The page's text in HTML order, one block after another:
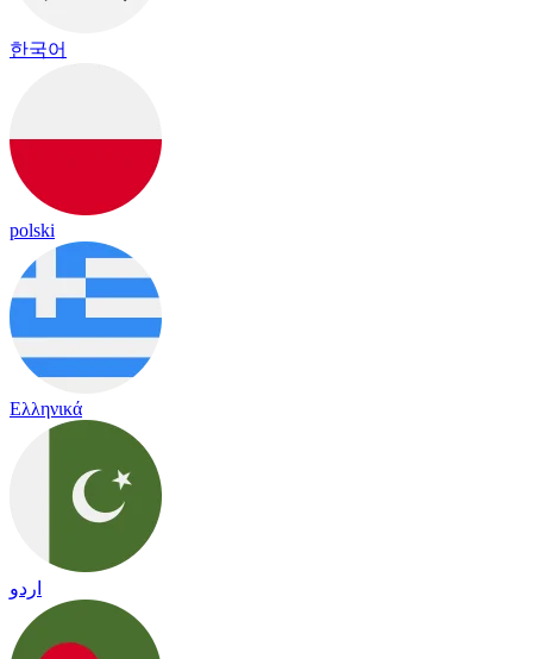
한국어
polski
Ελληνικά
اردو